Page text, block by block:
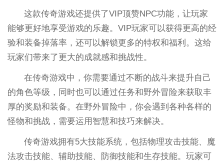
这款传奇游戏还提供了VIP顶赞NPC功能，让玩家
能够更好地享受游戏的乐趣。VIP玩家可以获得更高的经
验和装备掉落率，还可以解锁更多的特权和福利。这给
玩家们带来了更大的成就感和挑战性。
在传奇游戏中，你需要通过不断的战斗来提升自己
的角色等级，同时也可以通过任务和野外冒险来获取丰
厚的奖励和装备。在野外冒险中，你会遇到各种各样的
怪物和挑战，需要运用智慧和技巧来解决。
传奇游戏拥有5大技能系统，包括物理攻击技能、魔
法攻击技能、辅助技能、防御技能和生存技能。玩家可